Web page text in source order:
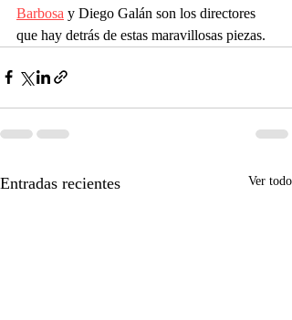
Barbosa y Diego Galán son los directores
que hay detrás de estas maravillosas piezas.
Entradas recientes Ver todo